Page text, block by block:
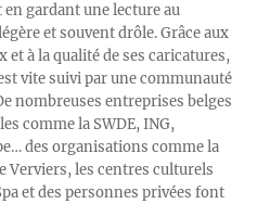
gardant une lecture au
et souvent drôle. Grâce aux
et à la qualité de ses caricatures,
vite suivi par une communauté
nombreuses entreprises belges
comme la SWDE, ING,
des organisations comme la
Verviers, les centres culturels
et des personnes privées font